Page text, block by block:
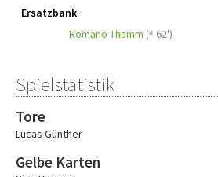
Ersatzbank
Romano Thamm ( 62')
Spielstatistik
Tore
Lucas Günther
Gelbe Karten